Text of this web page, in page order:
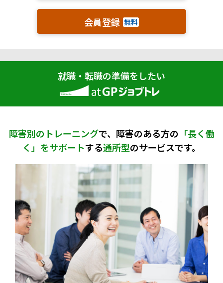
会員登録 無料
就職・転職の準備をしたい
障害別のトレーニングで、障害のある方の 「長く働
く」をサポートする通所型のサービスです。